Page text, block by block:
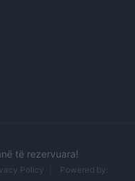
të rezervuara!
Policy
Powered by: